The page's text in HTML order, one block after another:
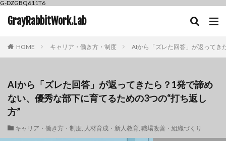
G-DZGBQ611T6
GrayRabbitWork.Lab
HOME キャリア・働き方・制度 AIから「ズレた回答」が返ってき
AIから「ズレた回答」が返ってきたら？1発で諦め
ない、優秀な部下に育てるための3つの“打ち返し
方”
キャリア・働き方・制度, 人材育成・新人教育, 職場改善・組織づくり